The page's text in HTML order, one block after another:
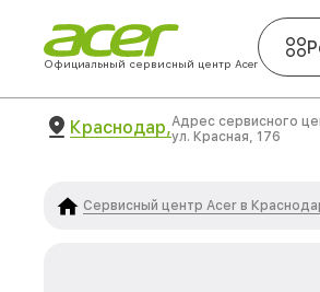
Официальный сервисный центр Acer
Краснодар,Адрес сервисного
ул. Красная, 176
Сервисный центр Acer в